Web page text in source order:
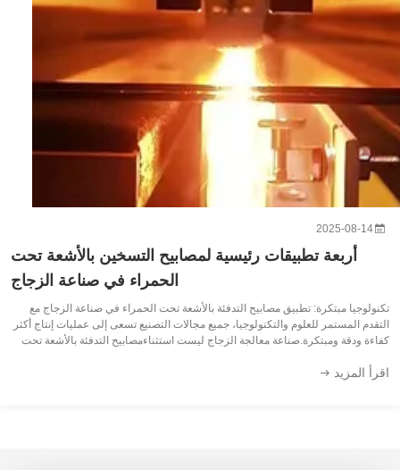
2025-08-14
أربعة تطبيقات رئيسية لمصابيح التسخين بالأشعة تحت
الحمراء في صناعة الزجاج
تكنولوجيا مبتكرة: تطبيق مصابيح التدفئة بالأشعة تحت الحمراء في صناعة الزجاج مع
التقدم المستمر للعلوم والتكنولوجيا، جميع مجالات التصنيع تسعى إلى عمليات إنتاج أكثر
كفاءة ودقة ومبتكرة.صناعة معالجة الزجاج ليست استثناءمصابيح التدفئة بالأشعة تحت
اقرأ المزيد